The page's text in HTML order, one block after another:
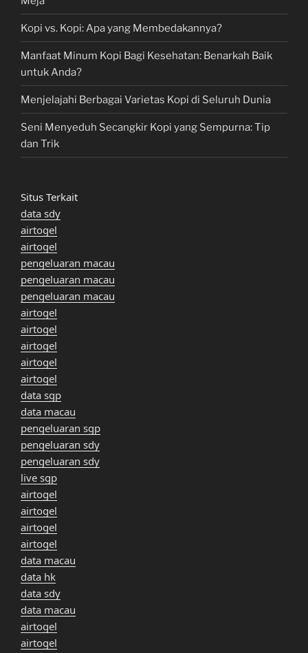
Kopi vs. Kopi: Apa yang Membedakannya?
Manfaat Minum Kopi Bagi Kesehatan: Benarkah Baik
untuk Anda?
Menjelajahi Berbagai Varietas Kopi di Seluruh Dunia
Seni Menyeduh Secangkir Kopi yang Sempurna: Tip
dan Trik
Situs Terkait
data sdy
airtogel
airtogel
pengeluaran macau
pengeluaran macau
pengeluaran macau
airtogel
airtogel
airtogel
airtogel
airtogel
data sgp
data macau
pengeluaran sgp
pengeluaran sdy
pengeluaran sdy
live sgp
airtogel
airtogel
airtogel
airtogel
data macau
data hk
data sdy
data macau
airtogel
airtogel